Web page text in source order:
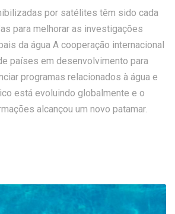
por satélites têm sido cada
para melhorar as investigações
da água A cooperação internacional
países em desenvolvimento para
programas relacionados à água e
está evoluindo globalmente e o
alcançou um novo patamar.